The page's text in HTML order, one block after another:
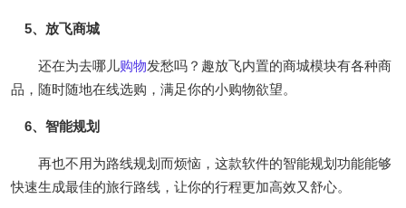
5、放飞商城
还在为去哪儿购物发愁吗？趣放飞内置的商城模块有各种商
品，随时随地在线选购，满足你的小购物欲望。
6、智能规划
再也不用为路线规划而烦恼，这款软件的智能规划功能能够
快速生成最佳的旅行路线，让你的行程更加高效又舒心。